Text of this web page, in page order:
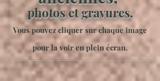
photos et gravures.
Vous pouvez cliquer sur chaque image
pour la voir en plein écran.